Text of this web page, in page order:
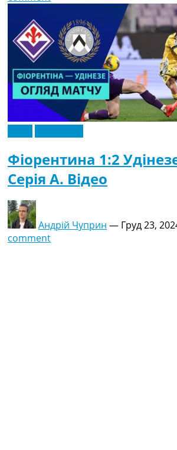
Фіорентина 1:2
Серія A. Відео
Андрій Чуприн — Груд 23,
comment